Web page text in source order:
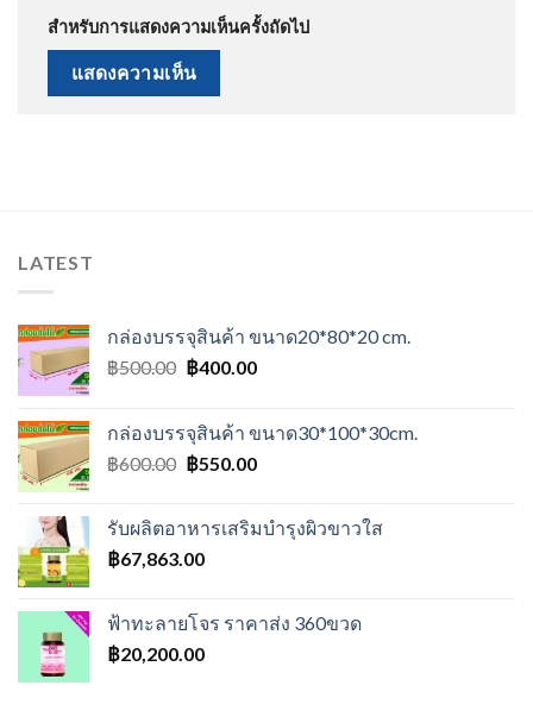
สำหรับการแสดงความเห็นครั้งถัดไป
LATEST
กล่องบรรจุสินค้า ขนาด20*80*20 cm.
฿500.00 Original
฿500.00.
฿400.00Current
฿400.00.
กล่องบรรจุสินค้า ขนาด30*100*30cm.
฿600.00 Original
฿600.00.
฿550.00Current
฿550.00.
รับผลิตอาหารเสริมบำรุงผิวขาวใส
฿67,863.00
ฟ้าทะลายโจร ราคาส่ง 360ขวด
฿20,200.00